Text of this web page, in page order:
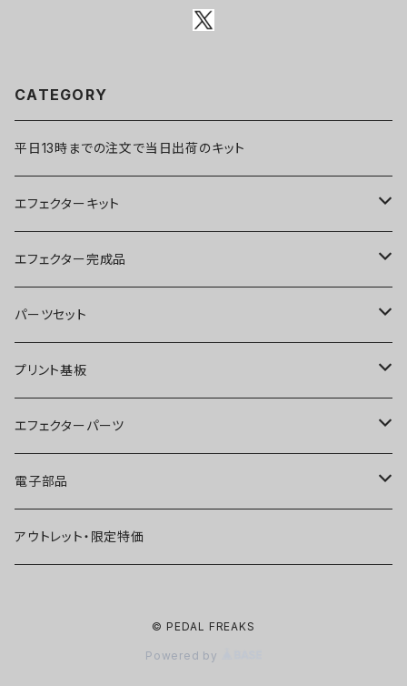
CATEGORY
平日13時までの注文で当日出荷のキット
エフェクターキット
ブースター
オーバードライブ
ディストーション
ファズ
プリアンプ
空間系
エフェクター完成品
ブースター
オーバードライブ
ディストーション
ファズ
空間系
パーツセット
ブースター
オーバードライブ
ディストーション
ファズ
プリント基板
オーバードライブ
ディストーション
ファズ
エフェクターパーツ
スイッチ
ジャック
電子部品
IC
アウトレット・限定特価
© PEDAL FREAKS
Powered by